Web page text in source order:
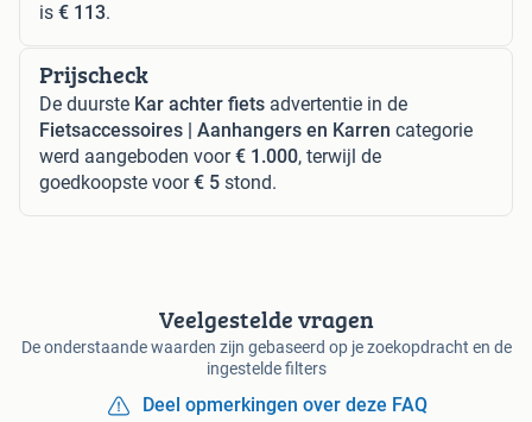
is € 113.
Prijscheck
De duurste Kar achter fiets advertentie in de
Fietsaccessoires | Aanhangers en Karren categorie
werd aangeboden voor€ 1.000, terwijl de
goedkoopste voor€ 5 stond.
Veelgestelde vragen
De onderstaande waarden zijn gebaseerd op je zoekopdracht en de
ingestelde filters
Deel opmerkingen over deze FAQ